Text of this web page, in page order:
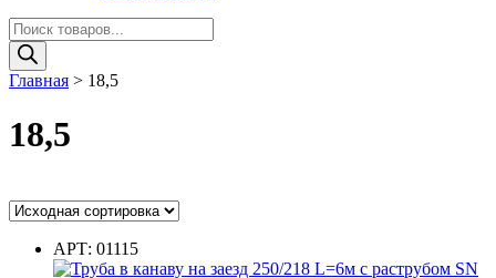
Поиск
товаров
Главная > 18,5
18,5
Ценовой фильтр
Цвет АРТ: 01115